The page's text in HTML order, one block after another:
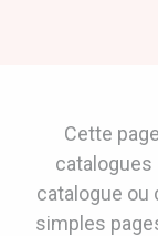
ENTREPRISE
ANIMAUX
CATALOGUES
Cette
catalogue ou
simples